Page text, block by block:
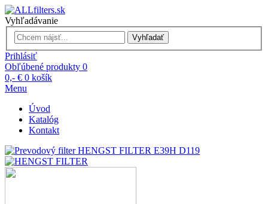
Vyhľadávanie
Vyhľadať
Prihlásiť
Obľúbené produkty 0
0,- € 0 košík
Menu
Úvod
Katalóg
Kontakt